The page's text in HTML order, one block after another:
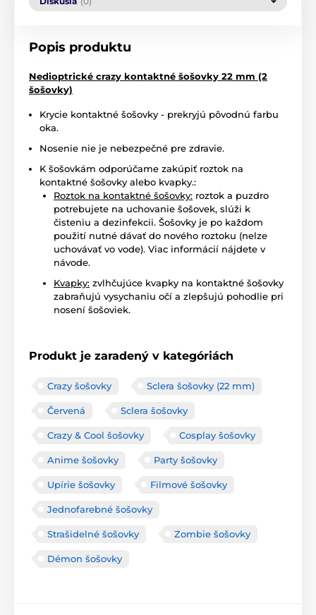
Popis produktu
Nedioptrické crazy kontaktné šošovky 22 mm (2
šošovky)
Krycie kontaktné šošovky - prekryjú pôvodnú farbu
oka.
Nosenie nie je nebezpečné pre zdravie.
K šošovkám odporúčame zakúpiť roztok na
kontaktné šošovky alebo kvapky.:
Roztok na kontaktné šošovky: roztok a puzdro
potrebujete na uchovanie šošovek, slúži k
čisteniu a dezinfekcii. Šošovky je po každom
použití nutné dávať do nového roztoku (nelze
uchovávať vo vode). Viac informácií nájdete v
návode.
Kvapky: zvlhčujúce kvapky na kontaktné šošovky
zabraňujú vysychaniu očí a zlepšujú pohodlie pri
nosení šošoviek.
Produkt je zaradený v kategóriách
Crazy šošovky Sclera šošovky (22 mm)
Červená Sclera šošovky
Crazy & Cool šošovky Cosplay šošovky
Anime šošovky Party šošovky
Upírie šošovky Filmové šošovky
Jednofarebné šošovky
Strašidelné šošovky Zombie šošovky
Démon šošovky